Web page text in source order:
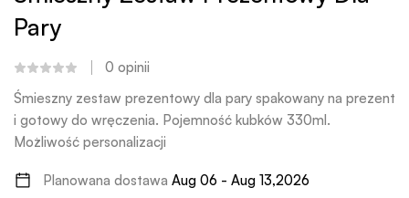
Pary
0 opinii
Śmieszny zestaw prezentowy dla pary spakowany na prezent
i gotowy do wręczenia. Pojemność kubków 330ml.
Możliwość personalizacji
Planowana dostawa Aug 06 - Aug 13,2026